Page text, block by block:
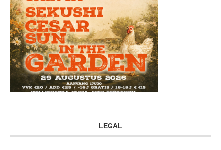
LEGAL